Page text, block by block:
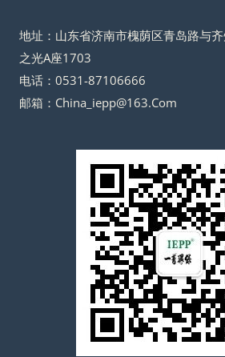
地址：山东省济南市槐荫区青岛路与
之光A座1703
电话：0531-87106666
邮箱：China_iepp@163.Com